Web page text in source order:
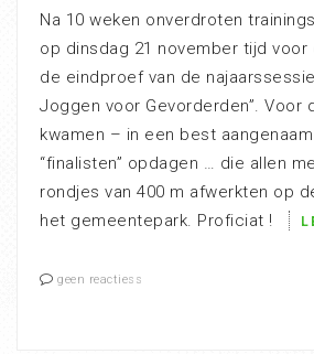
Na 10 weken onverdroten
op dinsdag 21 november tijd
de eindproef van de
Joggen voor Gevorderden”. Voor
kwamen – in een best
“finalisten” opdagen … die allen
rondjes van 400 m afwerkten op
het gemeentepark. Proficiat !
geen reactiess